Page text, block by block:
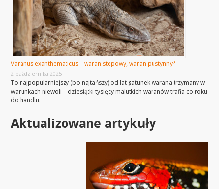
Varanus exanthematicus – waran stepowy, waran pustynny*
2 października 2025
To najpopularniejszy (bo najtańszy) od lat gatunek warana trzymany w
warunkach niewoli - dziesiątki tysięcy malutkich waranów trafia co roku
do handlu.
Aktualizowane artykuły